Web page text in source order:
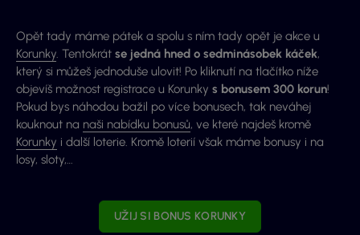
Opět tady máme pátek a spolu s ním tady opět je akce u
Korunky. Tentokrát se jedná hned o sedminásobek káček,
který si můžeš jednoduše ulovit! Po kliknutí na tlačítko níže
objevíš možnost registrace u Korunky s bonusem 300 korun!
Pokud bys náhodou bažil po více bonusech, tak neváhej
kouknout na naši nabídku bonusů, ve které najdeš kromě
Korunky i další loterie. Kromě loterií však máme bonusy i na
losy, sloty,…
UŽIJ SI BONUS KORUNKY